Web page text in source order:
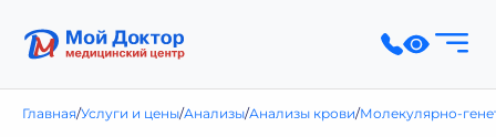
Главная Услуги и цены Анализы Анализы крови Молекулярно-